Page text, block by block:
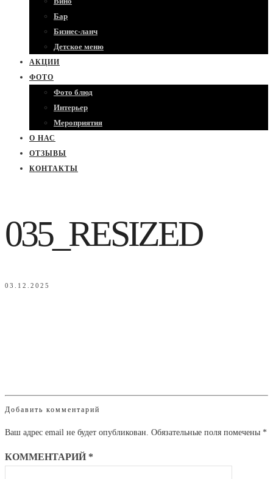
Бар
Бизнес-ланч
Детское меню
АКЦИИ
ФОТО
Фото блюд
Интерьер
Мероприятия
О НАС
ОТЗЫВЫ
КОНТАКТЫ
035_RESIZED
03.12.2025
Добавить комментарий
Ваш адрес email не будет опубликован. Обязательные поля помечены *
КОММЕНТАРИЙ *